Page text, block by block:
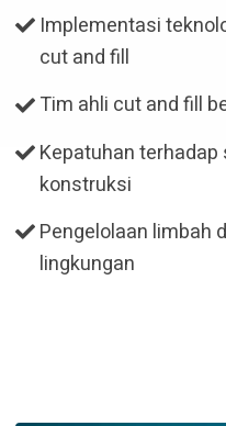
Implementasi
cut and fill
Tim ahli cut and fill
Kepatuhan
konstruksi
Pengelolaan limbah
lingkungan